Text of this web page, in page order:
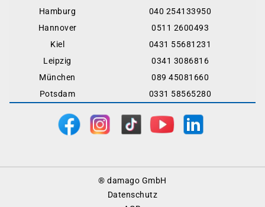
Hamburg
040 254133950
Hannover
0511 2600493
Kiel
0431 55681231
Leipzig
0341 3086816
München
089 45081660
Potsdam
0331 58565280
® damago GmbH
Datenschutz